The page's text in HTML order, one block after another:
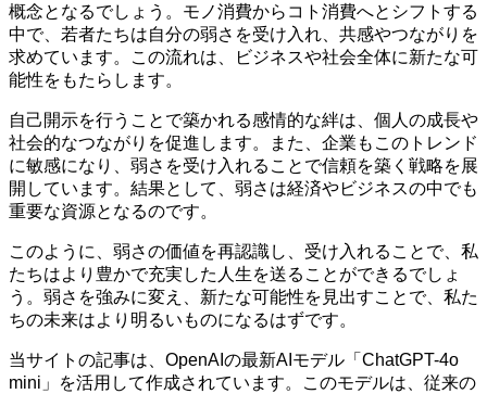
概念となるでしょう。モノ消費からコト消費へとシフトする
中で、若者たちは自分の弱さを受け入れ、共感やつながりを
求めています。この流れは、ビジネスや社会全体に新たな可
能性をもたらします。
自己開示を行うことで築かれる感情的な絆は、個人の成長や
社会的なつながりを促進します。また、企業もこのトレンド
に敏感になり、弱さを受け入れることで信頼を築く戦略を展
開しています。結果として、弱さは経済やビジネスの中でも
重要な資源となるのです。
このように、弱さの価値を再認識し、受け入れることで、私
たちはより豊かで充実した人生を送ることができるでしょ
う。弱さを強みに変え、新たな可能性を見出すことで、私た
ちの未来はより明るいものになるはずです。
当サイトの記事は、OpenAIの最新AIモデル「ChatGPT-4o
mini」を活用して作成されています。このモデルは、従来の